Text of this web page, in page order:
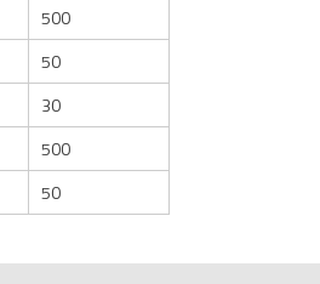
500
50
30
500
50